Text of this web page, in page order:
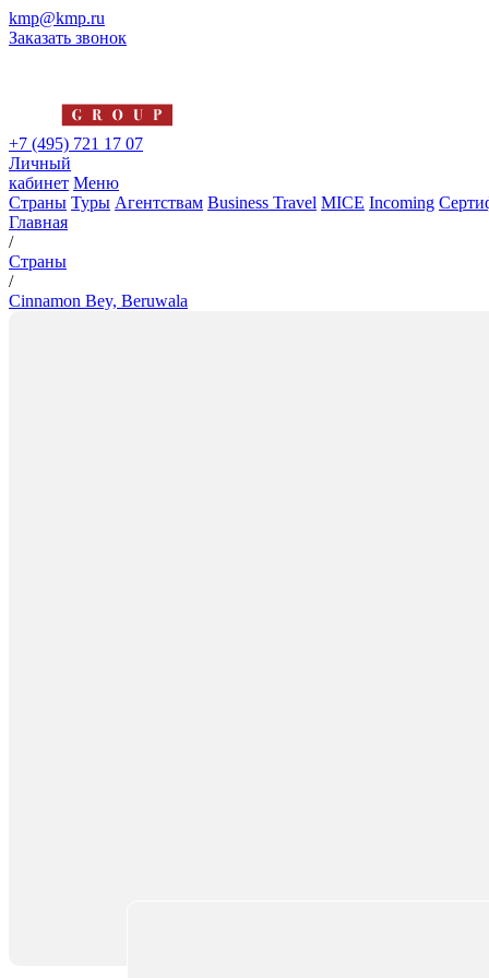
kmp@kmp.ru
Заказать звонок
+7 (495) 721 17 07
Личный
кабинет Меню
Страны Туры Агентствам Business Travel MICE Incoming
Главная
/
Страны
/
Cinnamon Bey, Beruwala